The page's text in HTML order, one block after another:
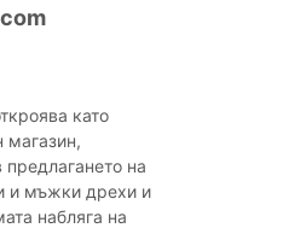
като
магазин,
на
и мъжки дрехи и
набляга на